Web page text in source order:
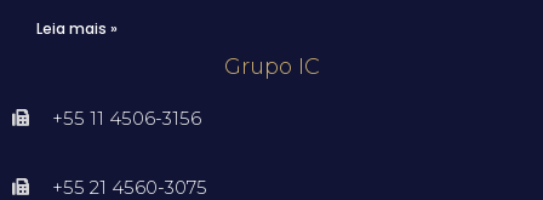
Grupo IC
+55 11 4506-3156
+55 21 4560-3075
Leia mais »